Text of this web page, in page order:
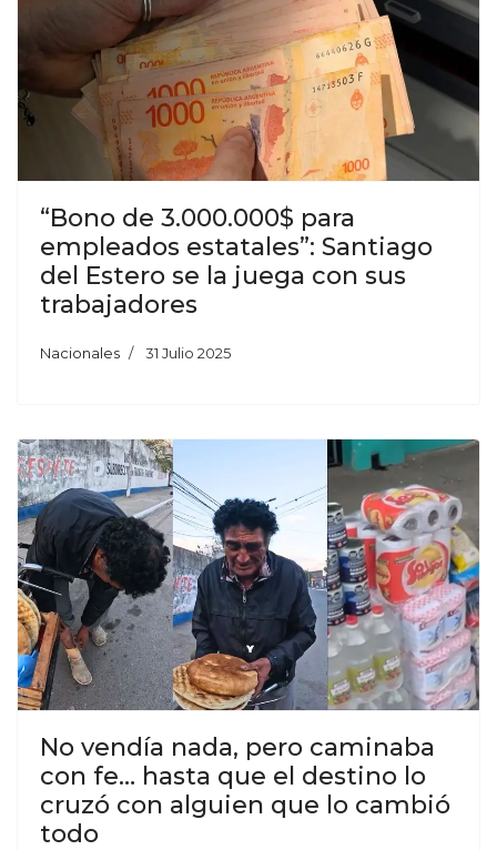
“Bono de 3.000.000$ para
empleados estatales”: Santiago
del Estero se la juega con sus
trabajadores
Nacionales 31 Julio 2025
No vendía nada, pero caminaba
con fe… hasta que el destino lo
cruzó con alguien que lo cambió
todo